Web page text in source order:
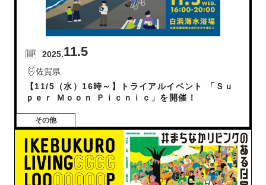
2025.11.5
佐賀県
【11/5（水）16時～】トライアルイベント 「Ｓｕ
ｐｅｒ Ｍｏｏｎ Ｐｉｃｎｉｃ」を開催！
その他